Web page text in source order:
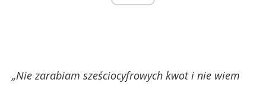
„Nie zarabiam sześciocyfrowych kwot i nie wiem